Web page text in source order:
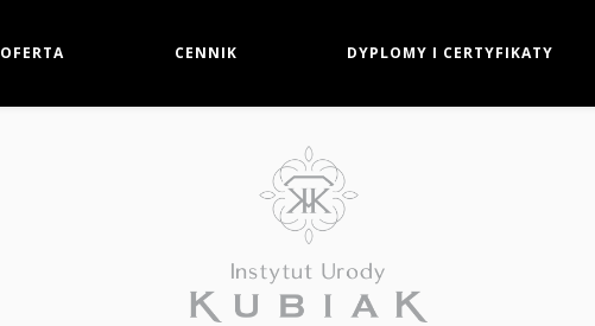
OFERTA CENNIK DYPLOMY I CERTYFIKATY